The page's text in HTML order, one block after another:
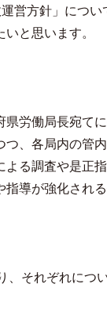
営方針」につ
と思います。
労働局長宛
、各局内の
る調査や是
導が強化される
、それぞれにつ